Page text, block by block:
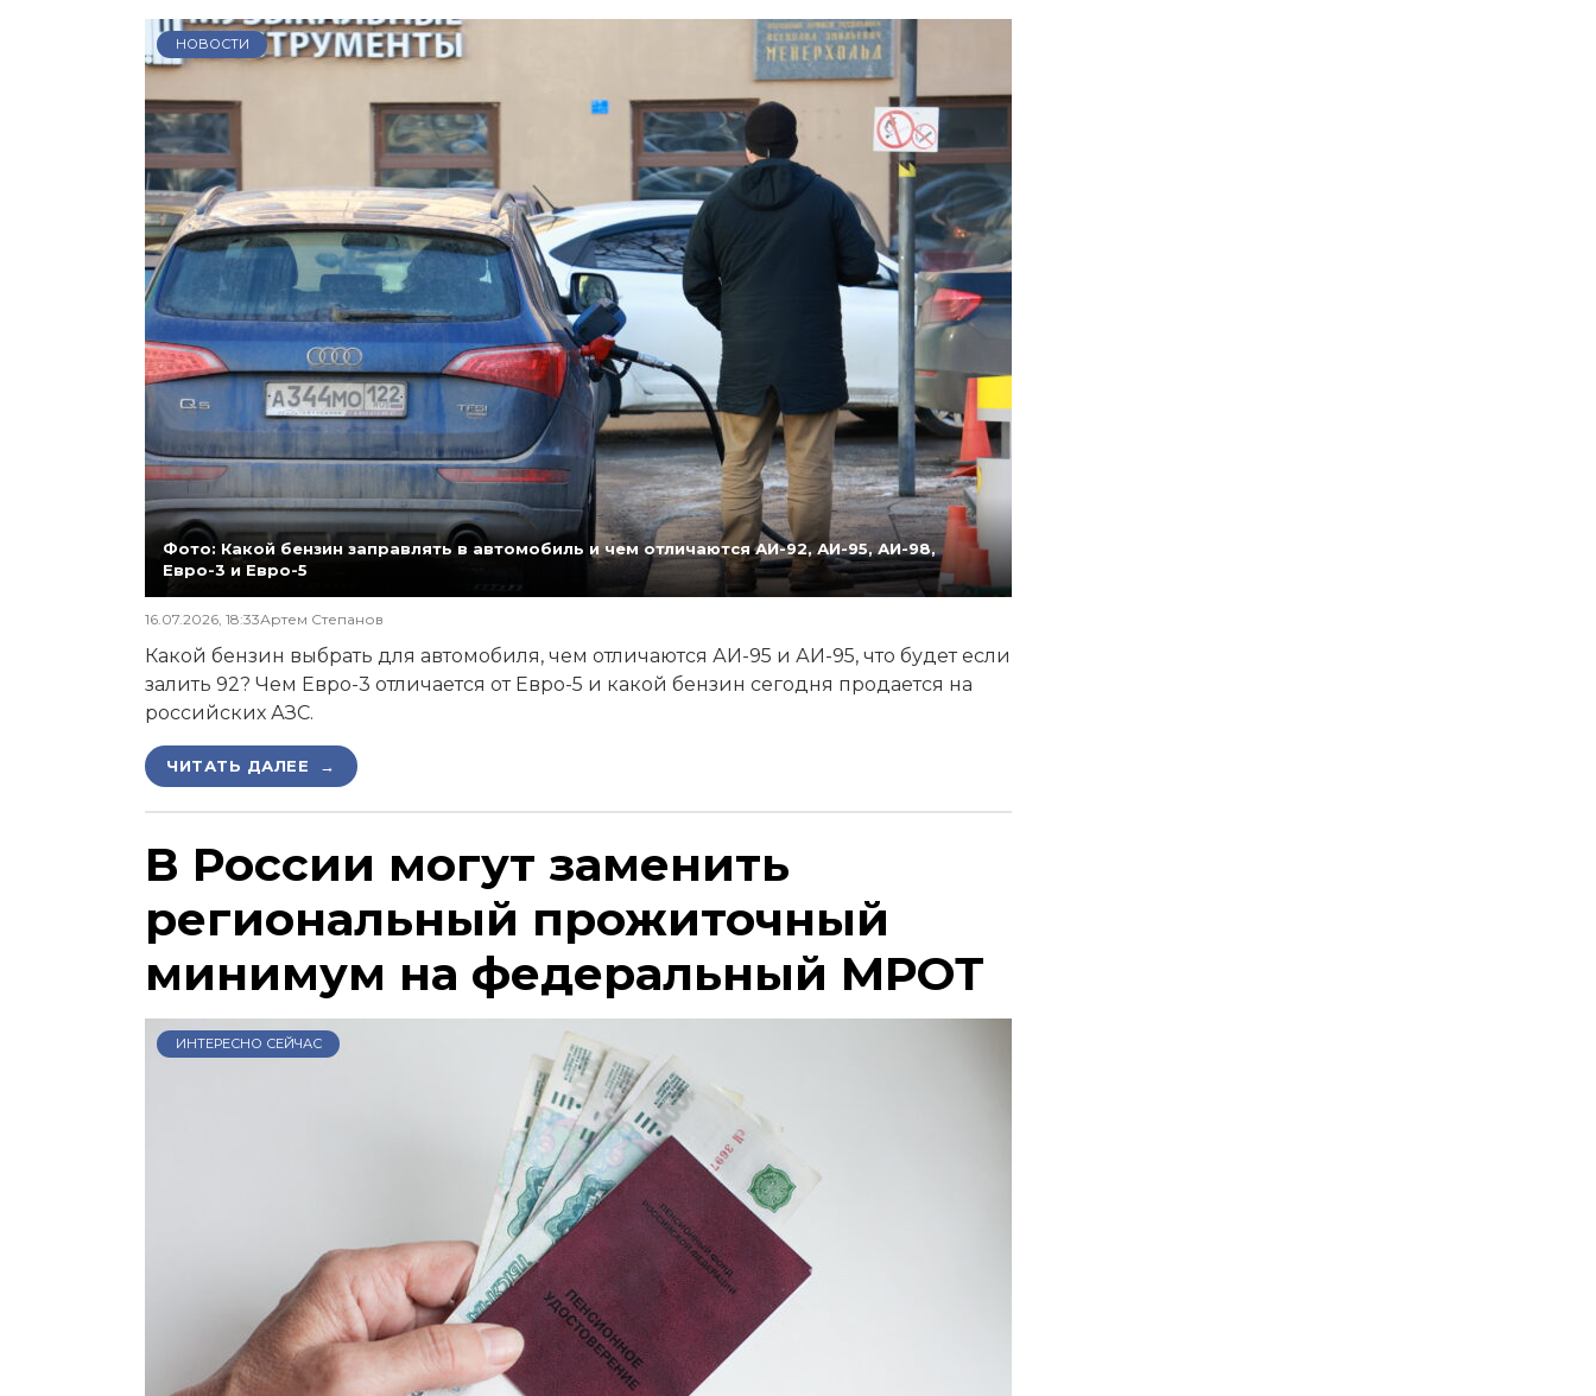
НОВОСТИ
Фото: Какой бензин заправлять в автомобиль и чем отличаются АИ-92, АИ-95, АИ-98,
Евро-3 и Евро-5
16.07.2026, 18:33Артем Степанов
Какой бензин выбрать для автомобиля, чем отличаются АИ-95 и АИ-95, что будет если
залить 92? Чем Евро-3 отличается от Евро-5 и какой бензин сегодня продается на
российских АЗС.
ЧИТАТЬ ДАЛЕЕ →
В России могут заменить
региональный прожиточный
минимум на федеральный МРОТ
ИНТЕРЕСНО СЕЙЧАС